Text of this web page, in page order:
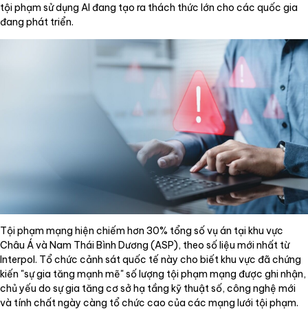
tội phạm sử dụng AI đang tạo ra thách thức lớn cho các quốc gia
đang phát triển.
Tội phạm mạng hiện chiếm hơn 30% tổng số vụ án tại khu vực
Châu Á và Nam Thái Bình Dương (ASP), theo số liệu mới nhất từ
Interpol. Tổ chức cảnh sát quốc tế này cho biết khu vực đã chứng
kiến "sự gia tăng mạnh mẽ" số lượng tội phạm mạng được ghi nhận,
chủ yếu do sự gia tăng cơ sở hạ tầng kỹ thuật số, công nghệ mới
và tính chất ngày càng tổ chức cao của các mạng lưới tội phạm.